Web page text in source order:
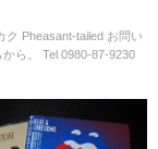
ク Pheasant-tailed お問い
ら。 Tel 0980-87-9230